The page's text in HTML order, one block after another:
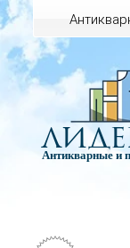
Антикварные и